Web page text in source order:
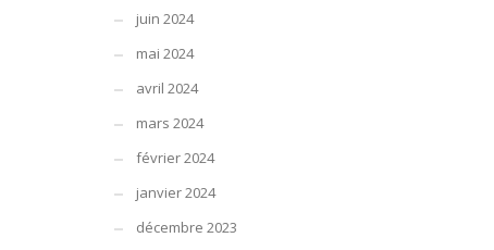
juin 2024
mai 2024
avril 2024
mars 2024
février 2024
janvier 2024
décembre 2023